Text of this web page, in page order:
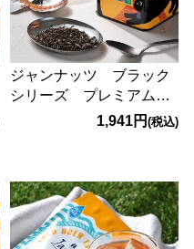
ジャンナッツ ブラック
シリーズ プレミアムダ
ージリン 125g1,941円 (税込)